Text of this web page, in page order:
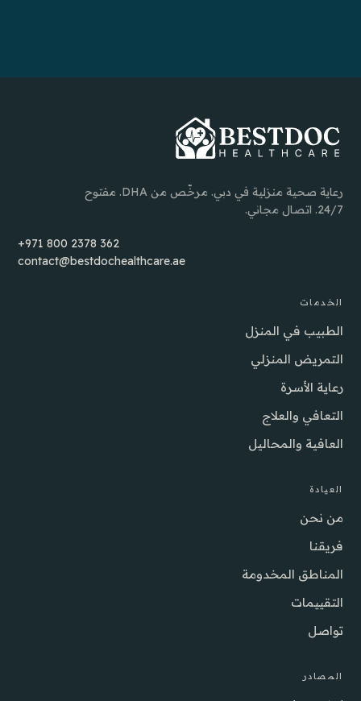
رعاية صحية منزلية في دبي. مرخّص من DHA. مفتوح
24/7. اتصال مجاني.
+971 800 2378 362
contact@bestdochealthcare.ae
الخدمات
الطبيب في المنزل
التمريض المنزلي
رعاية الأسرة
التعافي والعلاج
العافية والمحاليل
العيادة
من نحن
فريقنا
المناطق المخدومة
التقييمات
تواصل
المصادر